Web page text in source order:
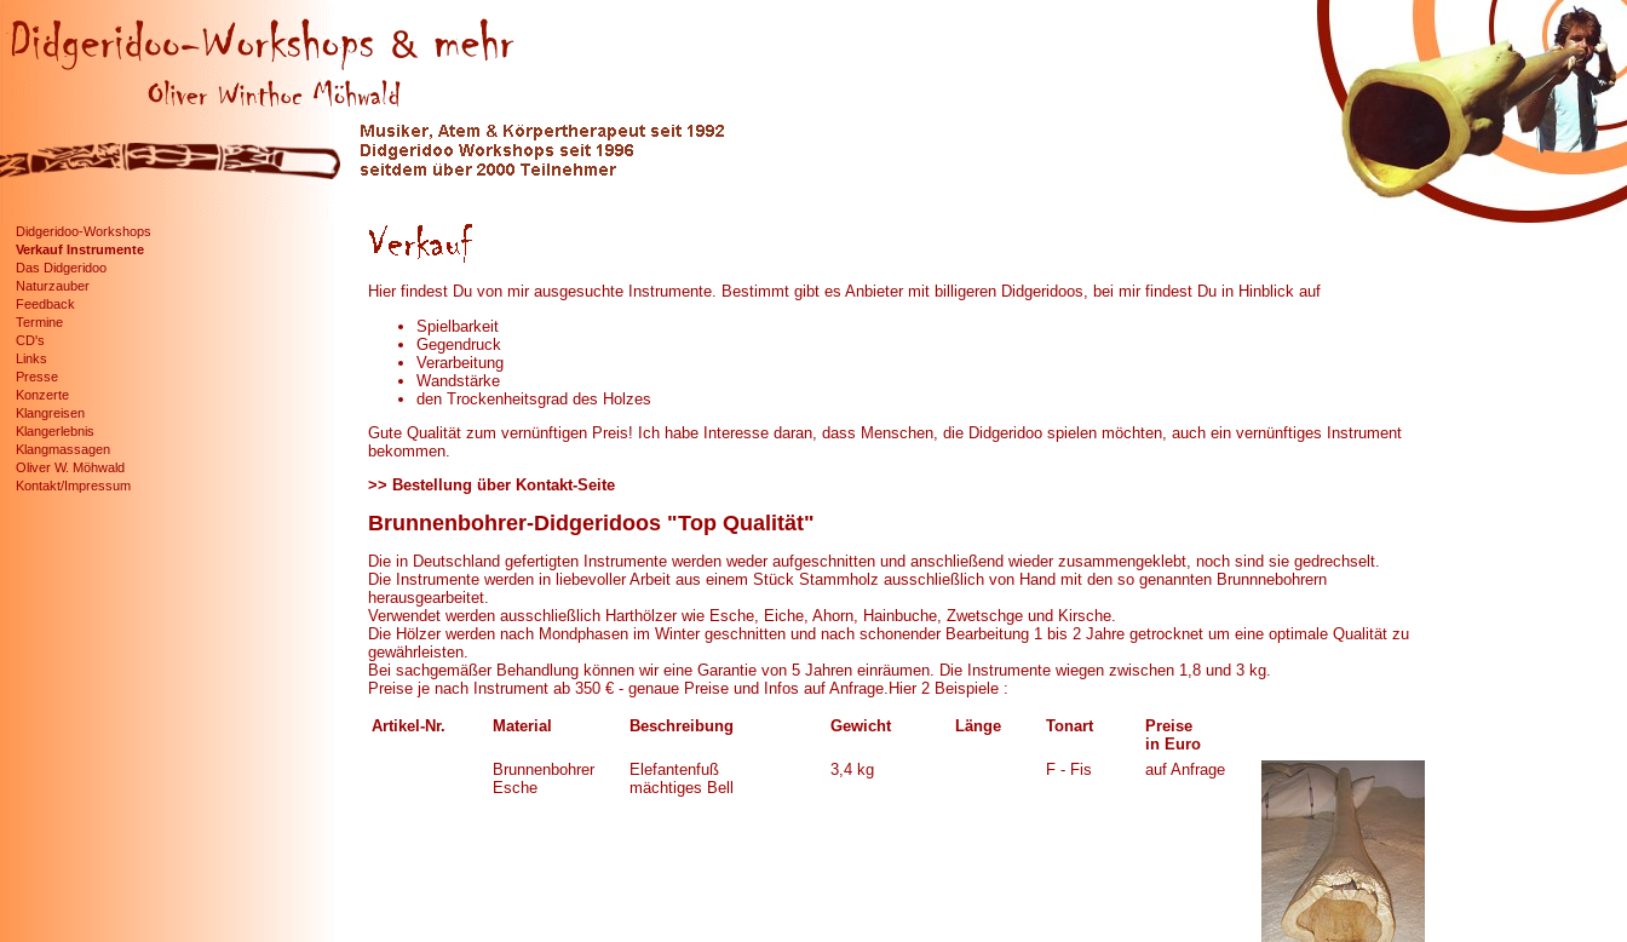
Didgeridoo-Workshops
Verkauf Instrumente
Das Didgeridoo
Naturzauber
Feedback
Termine
CD's
Links
Presse
Konzerte
Klangreisen
Klangerlebnis
Klangmassagen
Oliver W. Möhwald
Kontakt/Impressum
Hier findest Du von mir ausgesuchte Instrumente. Bestimmt gibt es Anbieter mit billigeren Didgeridoos, bei mir findest Du in Hinblick auf
Spielbarkeit
Gegendruck
Verarbeitung
Wandstärke
den Trockenheitsgrad des Holzes
Gute Qualität zum vernünftigen Preis! Ich habe Interesse daran, dass Menschen, die Didgeridoo spielen möchten, auch ein vernünftiges Instrument
bekommen.
>> Bestellung über Kontakt-Seite
Brunnenbohrer-Didgeridoos "Top Qualität"
Die in Deutschland gefertigten Instrumente werden weder aufgeschnitten und anschließend wieder zusammengeklebt, noch sind sie gedrechselt.
Die Instrumente werden in liebevoller Arbeit aus einem Stück Stammholz ausschließlich von Hand mit den so genannten Brunnnebohrern
herausgearbeitet.
Verwendet werden ausschließlich Harthölzer wie Esche, Eiche, Ahorn, Hainbuche, Zwetschge und Kirsche.
Die Hölzer werden nach Mondphasen im Winter geschnitten und nach schonender Bearbeitung 1 bis 2 Jahre getrocknet um eine optimale Qualität zu
gewährleisten.
Bei sachgemäßer Behandlung können wir eine Garantie von 5 Jahren einräumen. Die Instrumente wiegen zwischen 1,8 und 3 kg.
Preise je nach Instrument ab 350 € - genaue Preise und Infos auf Anfrage.Hier 2 Beispiele :
Artikel-Nr. Material Beschreibung Gewicht Länge Tonart
Preise
in Euro
Brunnenbohrer
Esche
Elefantenfuß
mächtiges Bell
3,4 kg F - Fis auf Anfrage